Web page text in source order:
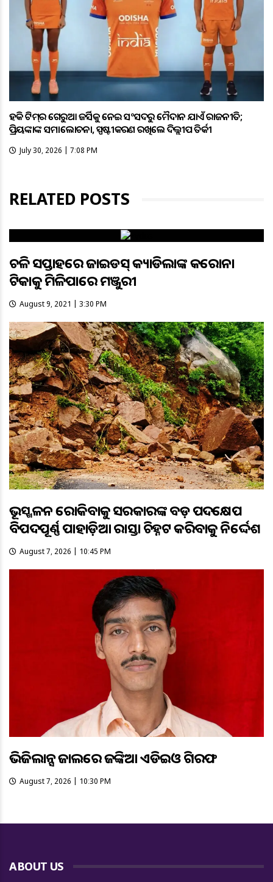
ହକି ଟିମ୍‌ର ଗେରୁଆ ଜର୍ସିକୁ ନେଇ ସଂସଦରୁ ମୈଦାନ ଯାଏଁ ରାଜନୀତି;
ପ୍ରିୟଙ୍କାଙ୍କ ସମାଲୋଚନା, ସ୍ପଷ୍ଟୀକରଣ ରଖିଲେ ଦିଲ୍ଲୀପ ତିର୍କୀ
July 30, 2026 | 7:08 PM
RELATED POSTS
ଚଳିତ ସପ୍ତାହରେ ଜାଇଡସ୍ କ୍ୟାଡିଲାଙ୍କ କରୋନା
ଟିକାକୁ ମିଳିପାରେ ମଞ୍ଜୁରୀ
August 9, 2021 | 3:30 PM
ଭୂସ୍ଖଳନ ରୋକିବାକୁ ସରକାରଙ୍କ ବଡ଼ ପଦକ୍ଷେପ
ବିପଦପୂର୍ଣ୍ଣ ପାହାଡ଼ିଆ ରାସ୍ତା ଚିହ୍ନଟ କରିବାକୁ ନିର୍ଦ୍ଦେଶ
August 7, 2026 | 10:45 PM
ଭିଜିଲାନ୍ସ ଜାଲରେ ଜଙ୍କିଆ ଏଡିଇଓ ଗିରଫ
August 7, 2026 | 10:30 PM
ABOUT US